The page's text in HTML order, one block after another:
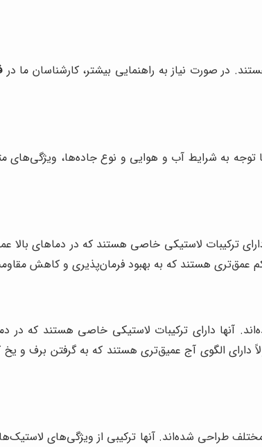
در صورت نیاز به راهنمایی بیشتر، کارشناسان ما در
توجه به شرایط آب و هوایی و نوع جاده‌ها، ویژگی‌های
ترکیبات لاستیکی خاصی هستند که در دماهای بالا
عمق‌تری هستند که به بهبود فرمان‌پذیری و کاهش
آنها دارای ترکیبات لاستیکی خاصی هستند که در
دارای الگوی آج عمیق‌تری هستند که به گرفتن برف و
طراحی شده‌اند. آنها ترکیبی از ویژگی‌های